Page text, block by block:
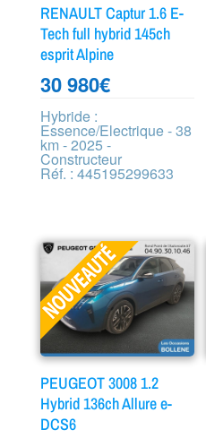
RENAULT Captur 1.6 E-
Tech full hybrid 145ch
esprit Alpine
30 980€
Hybride :
Essence/Electrique - 38
km - 2025 -
Constructeur
Réf. : 445195299633
PEUGEOT 3008 1.2
Hybrid 136ch Allure e-
DCS6